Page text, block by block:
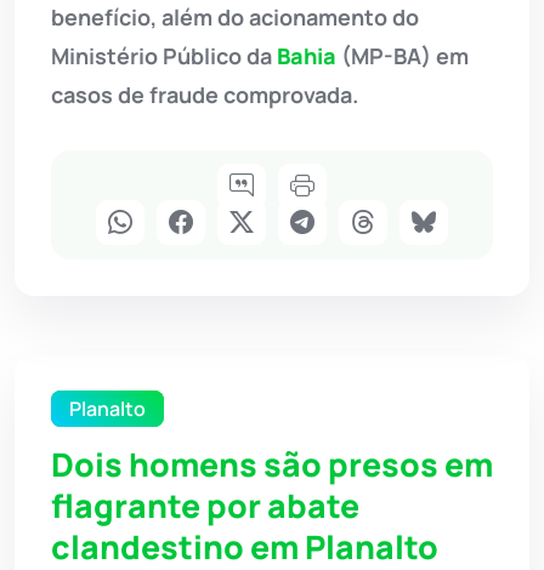
benefício, além do acionamento do
Ministério Público da Bahia (MP-BA) em
casos de fraude comprovada.
Planalto
Dois homens são presos em
flagrante por abate
clandestino em Planalto